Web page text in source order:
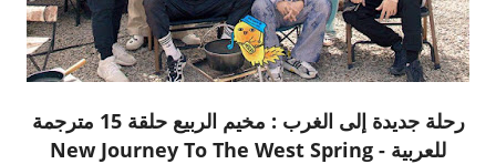
رحلة جديدة إلى الغرب : مخيم الربيع حلقة 15 مترجمة
للعربية - New Journey To The West Spring